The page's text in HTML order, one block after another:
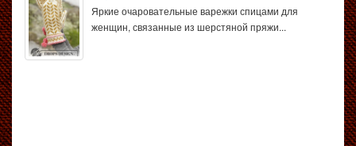
Яркие очаровательные варежки спицами для
женщин, связанные из шерстяной пряжи...